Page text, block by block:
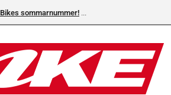
sommarnummer!